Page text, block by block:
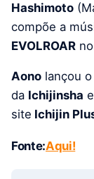
Hashimoto
compõe a
EVOLROAR
Aono lançou
da Ichijinsha
site Ichijin
Fonte:Aqui!